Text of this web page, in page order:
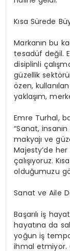
Kısa Sürede
Markanın bu
tesadüf değil.
disiplinli
güzellik
özen,
yaklaşım,
Emre Turhal,
“Sanat,
makyajı ve
Majesty’de
çalışıyoruz.
olduğumuzu
Sanat ve Aile
Başarılı iş
hayatına da
yoğun iş
ihmal etmiyor.